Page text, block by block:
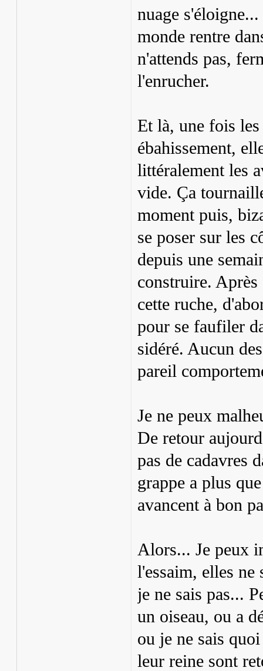
nuage
monde rentre
n'attends pas,
l'enrucher.
Et là, une fois
ébahissement,
littéralement les
vide. Ça
moment puis,
se poser sur les
depuis une
construire. Après
cette ruche,
pour se faufiler
sidéré. Aucun
pareil
Je ne peux
De retour
pas de cadavres
grappe a plus
avancent à bon
Alors... Je peux
l'essaim, elles ne
je ne sais pas...
un oiseau, ou a
ou je ne sais
leur reine sont